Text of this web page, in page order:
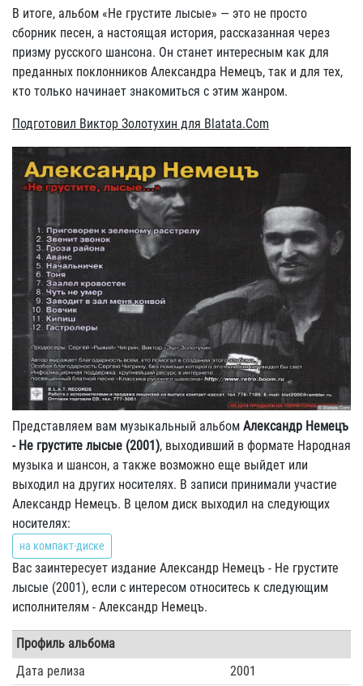
В итоге, альбом «Не грустите лысые» — это не просто
сборник песен, а настоящая история, рассказанная через
призму русского шансона. Он станет интересным как для
преданных поклонников Александра Немецъ, так и для тех,
кто только начинает знакомиться с этим жанром.
Подготовил Виктор Золотухин для Blatata.Com
Представляем вам музыкальный альбом Александр Немецъ
- Не грустите лысые (2001), выходивший в формате Народная
музыка и шансон, а также возможно еще выйдет или
выходил на других носителях. В записи принимали участие
Александр Немецъ. В целом диск выходил на следующих
носителях:
на компакт-диске
Вас заинтересует издание Александр Немецъ - Не грустите
лысые (2001), если с интересом относитесь к следующим
исполнителям - Александр Немецъ.
Профиль альбома
Дата релиза
2001